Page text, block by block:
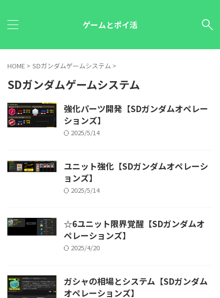
ゲームとポイ活
HOME > SDガンダムゲームシステム >
SDガンダムゲームシステム
強化パーツ開発【SDガンダムオペレー
ションズ】
2025/5/14
ユニット強化【SDガンダムオペレーシ
ョンズ】
2025/5/14
☆6ユニット限界覚醒【SDガンダムオ
ペレーションズ】
2025/4/20
ガシャの相場とシステム【SDガンダム
オペレーションズ】